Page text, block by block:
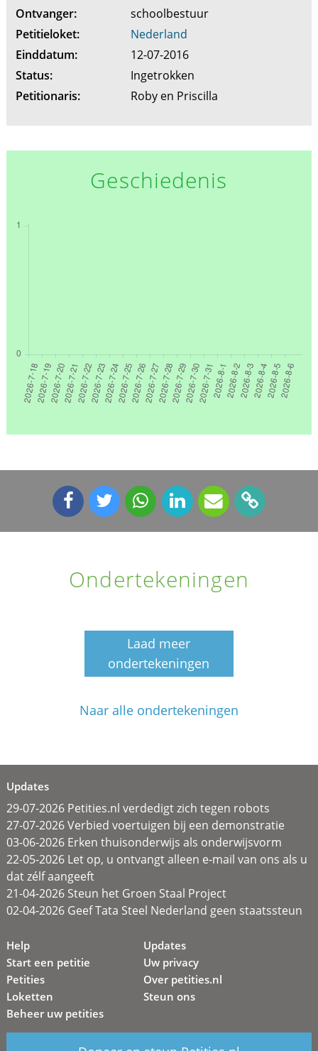
Ontvanger:
schoolbestuur
Petitieloket:
Nederland
Einddatum:
12-07-2016
Status:
Ingetrokken
Petitionaris:
Roby en Priscilla
Geschiedenis
Ondertekeningen
Laad meer
ondertekeningen
Naar alle ondertekeningen
Updates
29-07-2026 Petities.nl verdedigt zich tegen robots
27-07-2026 Verbied voertuigen bij een demonstratie
03-06-2026 Erken thuisonderwijs als onderwijsvorm
22-05-2026 Let op, u ontvangt alleen e-mail van ons als u
dat zélf aangeeft
21-04-2026 Steun het Groen Staal Project
02-04-2026 Geef Tata Steel Nederland geen staatssteun
Help
Start een petitie
Petities
Loketten
Beheer uw petities
Updates
Uw privacy
Over petities.nl
Steun ons